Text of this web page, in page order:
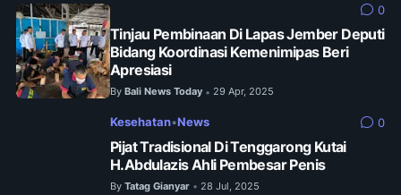
0
Tinjau Pembinaan Di Lapas Jember Deputi
Bidang Koordinasi Kemenimipas Beri
Apresiasi
By Bali News Today • 29 Apr, 2025
Kesehatan•News 0
Pijat Tradisional Di Tenggarong Kutai
H.Abdulazis Ahli Pembesar Penis
By Tatag Gianyar • 28 Jul, 2025